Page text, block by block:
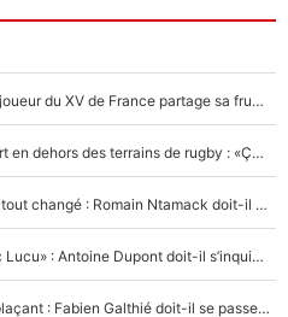
Mis de côté par Fabien Galthié, un joueur du XV de France partage sa frustration : «ils ne me l’ont pas dit tout de suite»
La raison d'être de Matthieu Jalibert en dehors des terrains de rugby : «Ça m'atteint autant que si tu touches à un membre de ma famille»
XV de France - Matthieu Jalibert a tout changé : Romain Ntamack doit-il s’inquiéter pour sa place à un an de la Coupe du monde ?
«Le XV de France est meilleur avec Lucu» : Antoine Dupont doit-il s’inquiéter pour sa place ?
Le XV de France a trouvé son remplaçant : Fabien Galthié doit-il se passer d'Antoine Dupont ?